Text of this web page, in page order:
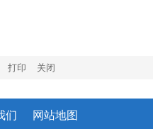
打印 关闭
们 网站地图